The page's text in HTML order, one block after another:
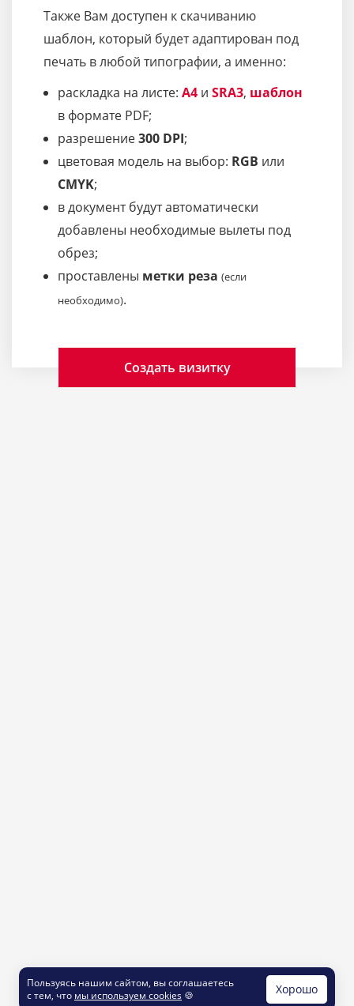
Также Вам доступен к скачиванию
шаблон, который будет адаптирован под
печать в любой типографии, а именно:
раскладка на листе: A4 и SRA3, шаблон
в формате PDF;
разрешение300 DPI;
цветовая модель на выбор: RGB или
CMYK;
в документ будут автоматически
добавлены необходимые вылеты под
обрез;
проставлены метки реза (если
необходимо).
Создать визитку
Пользуясь нашим сайтом, вы соглашаетесь
с тем, что мы используем cookies 🍪 Хорошо